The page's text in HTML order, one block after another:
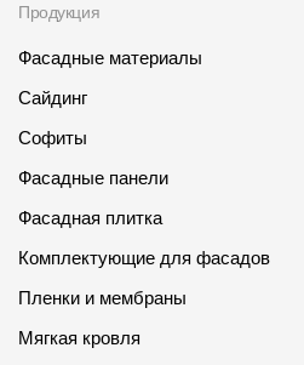
Продукция
Фасадные материалы
Сайдинг
Софиты
Фасадные панели
Фасадная плитка
Комплектующие для фасадов
Пленки и мембраны
Мягкая кровля